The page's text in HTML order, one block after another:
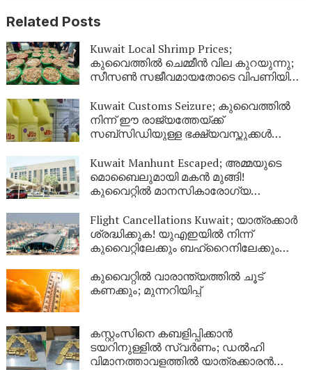
Related Posts
Kuwait Local Shrimp Prices;
കുവൈത്തിൽ ചെമ്മീൻ വില കുറയുന്നു;
സീസൺ സജീവമായതോടെ വിപണിയിൽ
Kuwait Customs Seizure; കുവൈത്തിൽ
നിന്ന് ഈ രാജ്യത്തേയ്ക്ക്
സബ്സിഡിയുള്ള ഭക്ഷ്യവസ്തുക്കൾ
Kuwait Manhunt Escaped; അമ്മയുടെ
മൊബൈലുമായി മകൻ മുങ്ങി!
കുവൈറ്റിൽ മാനസികാരോഗ്യ
യുവാവിനായി പോലീസ് തിരച്ചിൽ
Flight Cancellations Kuwait; യാത്രക്കാർ
ശ്രദ്ധിക്കുക! യുഎഇയിൽ നിന്ന്
കുവൈറ്റിലേക്കും ബഹ്‌റൈനിലേക്കും
ഇങ്ങനെ
കുവൈറ്റിൽ വാരാന്ത്യത്തിൽ ചൂട്
കണക്കും; മുന്നറിയിപ്പ്
കസ്റ്റംസിനെ കബളിപ്പിക്കാൻ
ടയറിനുള്ളിൽ സ്വർണം; ഡൽഹി
വിമാനത്താവളത്തിൽ യാത്രക്കാരൻ